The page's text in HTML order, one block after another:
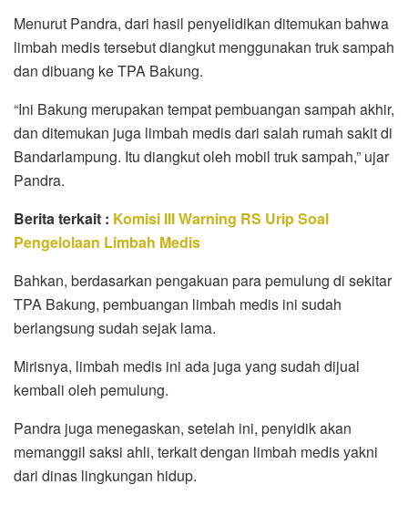
Menurut Pandra, dari hasil penyelidikan ditemukan bahwa
limbah medis tersebut diangkut menggunakan truk sampah
dan dibuang ke TPA Bakung.
“Ini Bakung merupakan tempat pembuangan sampah akhir,
dan ditemukan juga limbah medis dari salah rumah sakit di
Bandarlampung. Itu diangkut oleh mobil truk sampah,” ujar
Pandra.
Berita terkait : Komisi III Warning RS Urip Soal
Pengelolaan Limbah Medis
Bahkan, berdasarkan pengakuan para pemulung di sekitar
TPA Bakung, pembuangan limbah medis ini sudah
berlangsung sudah sejak lama.
Mirisnya, limbah medis ini ada juga yang sudah dijual
kembali oleh pemulung.
Pandra juga menegaskan, setelah ini, penyidik akan
memanggil saksi ahli, terkait dengan limbah medis yakni
dari dinas lingkungan hidup.